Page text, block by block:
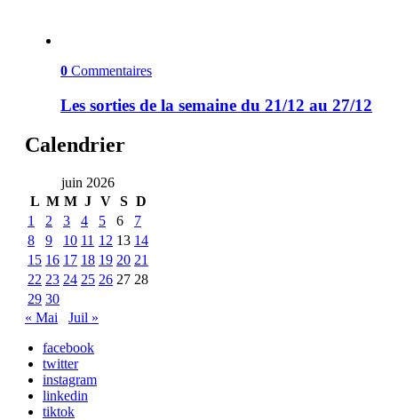
0 Commentaires
Les sorties de la semaine du 21/12 au 27/12
Calendrier
juin 2026
L M M J V S D
1
2 3 4 5 6
7
8
9 10 11 12 13 14
15 16 17 18 19 20 21
22 23 24 25 26 27 28
29 30
« Mai
Juil »
facebook
twitter
instagram
linkedin
tiktok